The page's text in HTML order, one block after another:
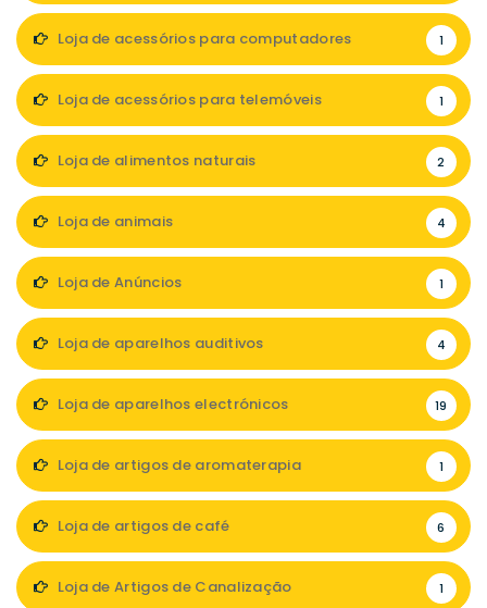
Loja de acessórios para computadores 1
Loja de acessórios para telemóveis 1
Loja de alimentos naturais 2
Loja de animais 4
Loja de Anúncios 1
Loja de aparelhos auditivos 4
Loja de aparelhos electrónicos 19
Loja de artigos de aromaterapia 1
Loja de artigos de café 6
Loja de Artigos de Canalização 1